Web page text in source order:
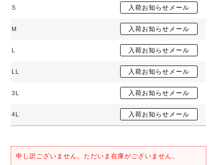
S
M
L
LL
3L
4L
申し訳ございません。ただいま在庫がございません。